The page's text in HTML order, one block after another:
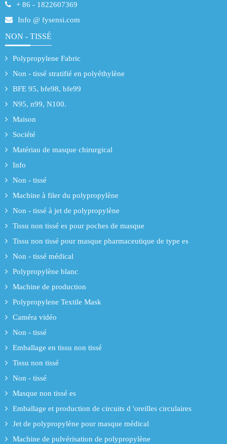
+ 86 - 1822607369
Info @ fysensi.com
NON - TISSÉ
Polypropylene Fabric
Non - tissé stratifié en polyéthylène
BFE 95, bfe98, bfe99
N95, n99, N100.
Maison
Société
Matériau de masque chirurgical
Info
Non - tissé
Machine à filer du polypropylène
Non - tissé à jet de polypropylène
Tissu non tissé es pour poches de masque
Tissu non tissé pour masque pharmaceutique de type es
Non - tissé médical
Polypropylène blanc
Machine de production
Polypropylene Textile Mask
Caméra vidéo
Non - tissé
Emballage en tissu non tissé
Tissu non tissé
Non - tissé
Masque non tissé es
Emballage et production de circuits d 'oreilles circulaires
Jet de polypropylène pour masque médical
Machine de pulvérisation de polypropylène